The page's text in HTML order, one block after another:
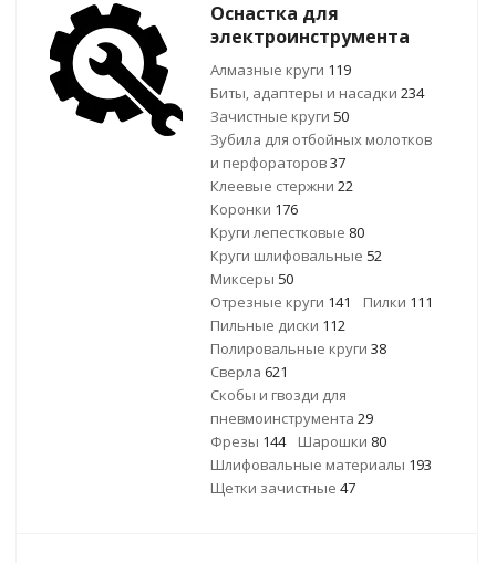
Оснастка для
электроинструмента
Алмазные круги 119
Биты, адаптеры и насадки 234
Зачистные круги 50
Зубила для отбойных молотков
и перфораторов37
Клеевые стержни 22
Коронки 176
Круги лепестковые 80
Круги шлифовальные 52
Миксеры 50
Отрезные круги 141 Пилки 111
Пильные диски 112
Полировальные круги 38
Сверла 621
Скобы и гвозди для
пневмоинструмента 29
Фрезы 144 Шарошки 80
Шлифовальные материалы 193
Щетки зачистные 47